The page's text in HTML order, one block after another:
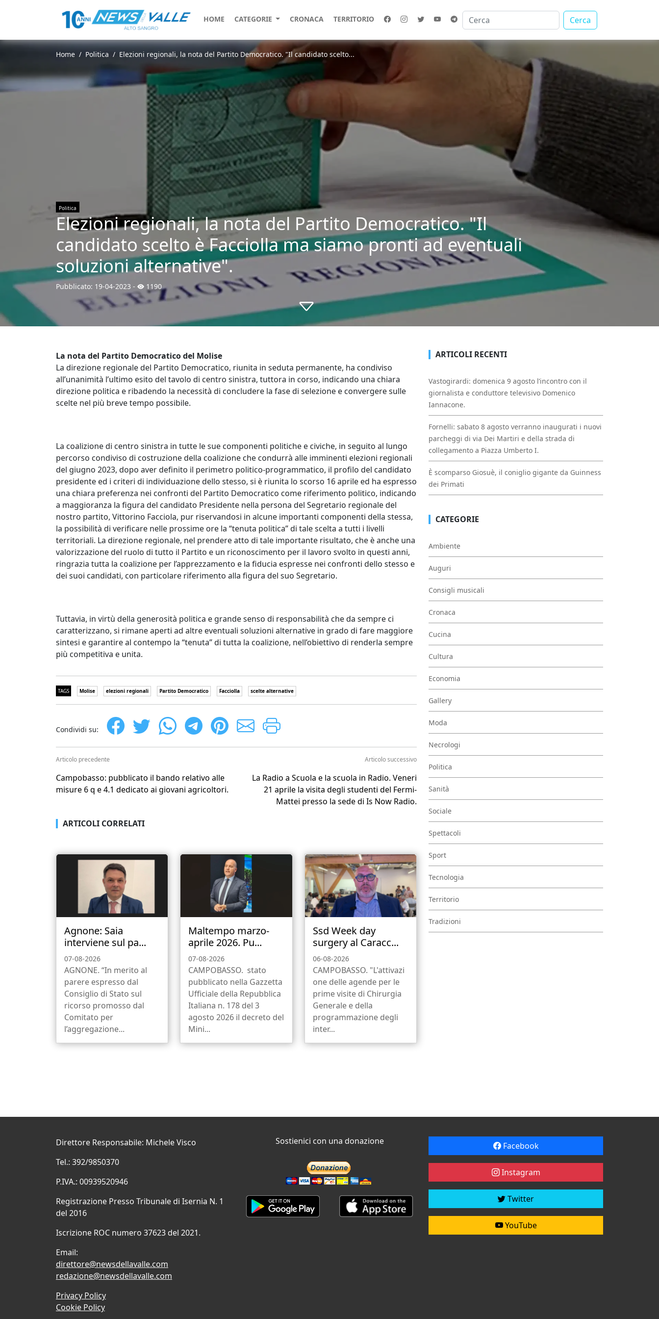
HOME CATEGORIE CRONACA TERRITORIO Cerca
Home Politica Elezioni regionali, la nota del Partito Democratico. "Il candidato scelto...
Politica
Elezioni regionali, la nota del Partito Democratico. "Il
candidato scelto è Facciolla ma siamo pronti ad eventuali
soluzioni alternative".
Pubblicato: 19-04-2023 - 1190
La nota del Partito Democratico del Molise
La direzione regionale del Partito Democratico, riunita in seduta permanente, ha condiviso
all’unanimità l’ultimo esito del tavolo di centro sinistra, tuttora in corso, indicando una chiara
direzione politica e ribadendo la necessità di concludere la fase di selezione e convergere sulle
scelte nel più breve tempo possibile.
La coalizione di centro sinistra in tutte le sue componenti politiche e civiche, in seguito al lungo
percorso condiviso di costruzione della coalizione che condurrà alle imminenti elezioni regionali
del giugno 2023, dopo aver definito il perimetro politico-programmatico, il profilo del candidato
presidente ed i criteri di individuazione dello stesso, si è riunita lo scorso 16 aprile ed ha espresso
una chiara preferenza nei confronti del Partito Democratico come riferimento politico, indicando
a maggioranza la figura del candidato Presidente nella persona del Segretario regionale del
nostro partito, Vittorino Facciola, pur riservandosi in alcune importanti componenti della stessa,
la possibilità di verificare nelle prossime ore la “tenuta politica” di tale scelta a tutti i livelli
territoriali. La direzione regionale, nel prendere atto di tale importante risultato, che è anche una
valorizzazione del ruolo di tutto il Partito e un riconoscimento per il lavoro svolto in questi anni,
ringrazia tutta la coalizione per l’apprezzamento e la fiducia espresse nei confronti dello stesso e
dei suoi candidati, con particolare riferimento alla figura del suo Segretario.
Tuttavia, in virtù della generosità politica e grande senso di responsabilità che da sempre ci
caratterizzano, si rimane aperti ad altre eventuali soluzioni alternative in grado di fare maggiore
sintesi e garantire al contempo la “tenuta” di tutta la coalizione, nell’obiettivo di renderla sempre
più competitiva e unita.
TAGS Molise elezioni regionali Partito Democratico Facciolla scelte alternative
Condividi su:
Articolo precedente
Campobasso: pubblicato il bando relativo alle
misure 6 q e 4.1 dedicato ai giovani agricoltori.
Articolo successivo
La Radio a Scuola e la scuola in Radio. Veneri
21 aprile la visita degli studenti del Fermi-
Mattei presso la sede di Is Now Radio.
ARTICOLI CORRELATI
Agnone: Saia
interviene sul pa...
07-08-2026
AGNONE. “In merito al
parere espresso dal
Consiglio di Stato sul
ricorso promosso dal
Comitato per
l’aggregazione...
Maltempo marzo-
aprile 2026. Pu...
07-08-2026
CAMPOBASSO. stato
pubblicato nella Gazzetta
Ufficiale della Repubblica
Italiana n. 178 del 3
agosto 2026 il decreto del
Mini...
Ssd Week day
surgery al Caracc...
06-08-2026
CAMPOBASSO. "L'attivazi
one delle agende per le
prime visite di Chirurgia
Generale e della
programmazione degli
inter...
ARTICOLI RECENTI
Vastogirardi: domenica 9 agosto l’incontro con il
giornalista e conduttore televisivo Domenico
Iannacone.
Fornelli: sabato 8 agosto verranno inaugurati i nuovi
parcheggi di via Dei Martiri e della strada di
collegamento a Piazza Umberto I.
È scomparso Giosuè, il coniglio gigante da Guinness
dei Primati
CATEGORIE
Ambiente
Auguri
Consigli musicali
Cronaca
Cucina
Cultura
Economia
Gallery
Moda
Necrologi
Politica
Sanità
Sociale
Spettacoli
Sport
Tecnologia
Territorio
Tradizioni
Direttore Responsabile: Michele Visco
Tel.: 392/9850370
P.IVA.: 00939520946
Registrazione Presso Tribunale di Isernia N. 1
del 2016
Iscrizione ROC numero 37623 del 2021.
Email:
direttore@newsdellavalle.com
redazione@newsdellavalle.com
Privacy Policy
Cookie Policy
Sostienici con una donazione Facebook
Instagram
Twitter
YouTube